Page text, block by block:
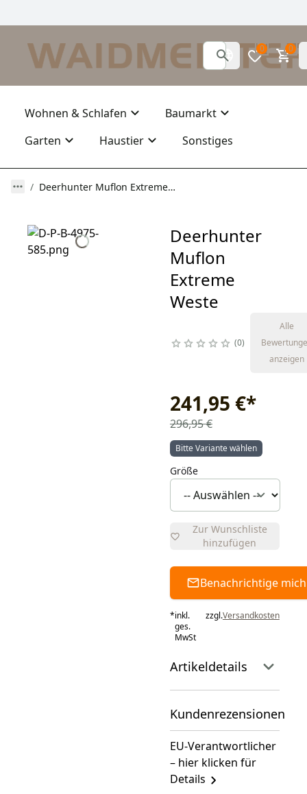
0 0
Wohnen & Schlafen
Baumarkt
Garten
Haustier Sonstiges
Deerhunter Muflon Extreme Weste
Deerhunter
Muflon
Extreme
Weste
0
Alle
anzeigen
241,95 €*
296,95 €
Bitte Variante wählen
Größe
Zur Wunschliste
hinzufügen
Benachrichtige mich
*inkl.
ges.
MwSt
zzgl.Versandkosten
Artikeldetails
Kundenrezensionen
EU-Verantwortlicher
– hier klicken für
Details